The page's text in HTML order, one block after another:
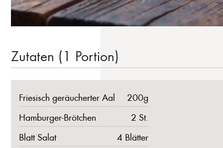
Zutaten (1 Portion)
Friesisch geräucherter Aal
200g
Hamburger-Brötchen
2 St.
Blatt Salat
4 Blätter